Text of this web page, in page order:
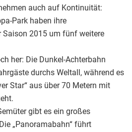
auch auf Kontinuität:
Park haben ihre
Saison 2015 um fünf weitere
her: Die Dunkel-Achterbahn
durchs Weltall, während es
Star“ aus über 70 Metern mit
gibt es ein großes
„Panoramabahn“ führt